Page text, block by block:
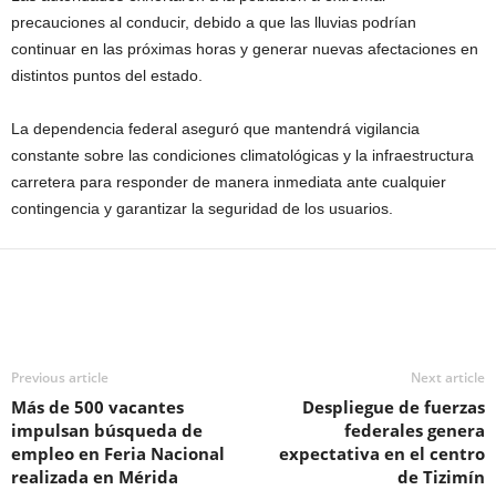
precauciones al conducir, debido a que las lluvias podrían
continuar en las próximas horas y generar nuevas afectaciones en
distintos puntos del estado.
La dependencia federal aseguró que mantendrá vigilancia
constante sobre las condiciones climatológicas y la infraestructura
carretera para responder de manera inmediata ante cualquier
contingencia y garantizar la seguridad de los usuarios.
Previous article
Más de 500 vacantes
impulsan búsqueda de
empleo en Feria Nacional
realizada en Mérida
Next article
Despliegue de fuerzas
federales genera
expectativa en el centro
de Tizimín